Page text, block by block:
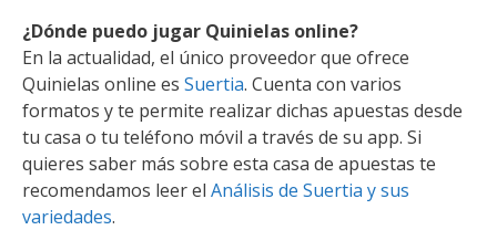
¿Dónde puedo jugar Quinielas online?
En la actualidad, el único proveedor que ofrece
Quinielas online es Suertia. Cuenta con varios
formatos y te permite realizar dichas apuestas desde
tu casa o tu teléfono móvil a través de su app. Si
quieres saber más sobre esta casa de apuestas te
recomendamos leer el Análisis de Suertia y sus
variedades.